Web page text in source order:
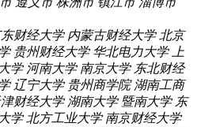
财经大学 内蒙古财经大学 北京
贵州财经大学 华北电力大学
上
学 河南大学 南京大学 东北财经
辽宁大学 贵州商学院 湖南工商
津财经大学 湖南大学 暨南大学 东
学 北方工业大学 南京财经大学